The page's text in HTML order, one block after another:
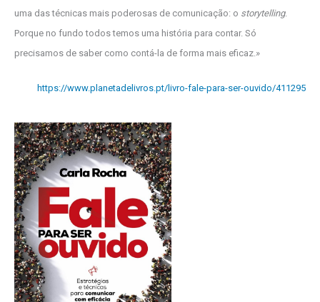
uma das técnicas mais poderosas de comunicação: o storytelling.
Porque no fundo todos temos uma história para contar. Só
precisamos de saber como contá-la de forma mais eficaz.»
https://www.planetadelivros.pt/livro-fale-para-ser-ouvido/411295